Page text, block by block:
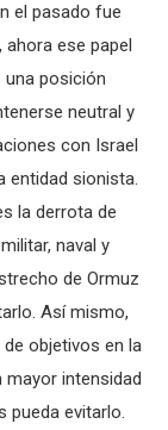
el pasado fue
ese papel
una posición
neutral y
con Israel
entidad sionista.
la derrota de
naval y
de Ormuz
Así mismo,
objetivos en la
intensidad
pueda evitarlo.